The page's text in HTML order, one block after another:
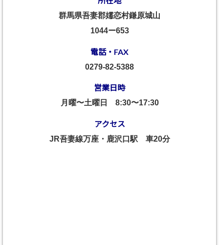
群馬県吾妻郡嬬恋村鎌原城山
1044ー653
電話・FAX
0279-82-5388
営業日時
月曜〜土曜日 8:30〜17:30
アクセス
JR吾妻線万座・鹿沢口駅 車20分